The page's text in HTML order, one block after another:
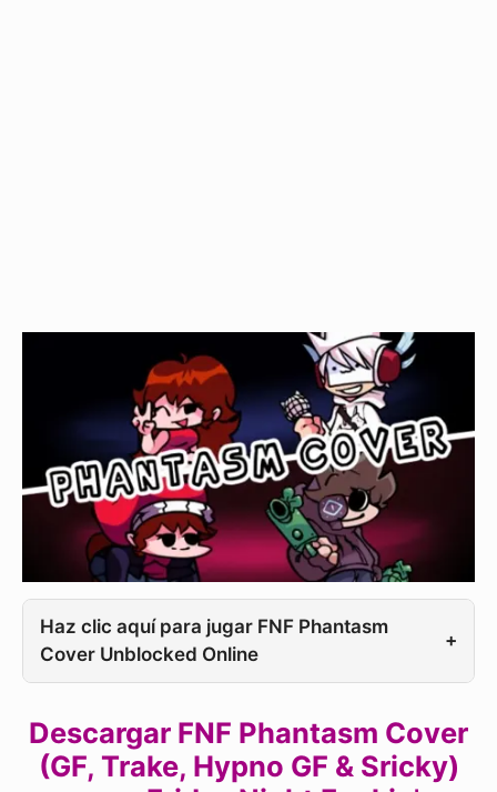
Haz clic aquí para jugar FNF Phantasm
Cover Unblocked Online
+
Descargar FNF Phantasm Cover
(GF, Trake, Hypno GF & Sricky)